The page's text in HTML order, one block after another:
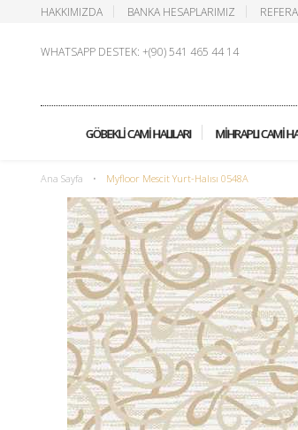
HAKKIMIZDA BANKA HESAPLARIMIZ
WHATSAPP DESTEK: +(90) 541 465 44 14
GÖBEKLI CAMI HALILARI MIHRAPLI CAMI
Ana Sayfa • Myfloor Mescit Yurt-Halısı 0548A